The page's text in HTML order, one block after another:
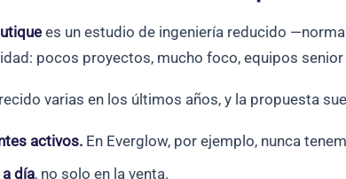
es un estudio de ingeniería reducido
pocos proyectos, mucho foco, equipos
varias en los últimos años, y la propuesta
activos. En Everglow, por ejemplo, nunca
día, no solo en la venta.